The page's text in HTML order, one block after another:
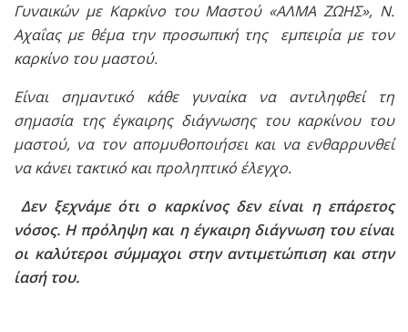
Γυναικών με Καρκίνο του Μαστού «ΑΛΜΑ ΖΩΗΣ», Ν.
Αχαΐας με θέμα την προσωπική της εμπειρία με τον
καρκίνο του μαστού.
Είναι σημαντικό κάθε γυναίκα να αντιληφθεί τη
σημασία της έγκαιρης διάγνωσης του καρκίνου του
μαστού, να τον απομυθοποιήσει και να ενθαρρυνθεί
να κάνει τακτικό και προληπτικό έλεγχο.
Δεν ξεχνάμε ότι ο καρκίνος δεν είναι η επάρετος
νόσος. Η πρόληψη και η έγκαιρη διάγνωση του είναι
οι καλύτεροι σύμμαχοι στην αντιμετώπιση και στην
ίασή του.